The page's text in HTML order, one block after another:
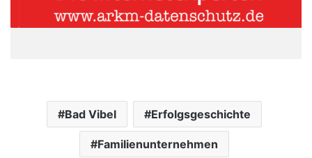
Bad Vibel Erfolgsgeschichte
Familienunternehmen